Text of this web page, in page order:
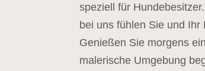
speziell für
bei uns fühlen Sie und
Genießen Sie morgens
malerische Umgebung